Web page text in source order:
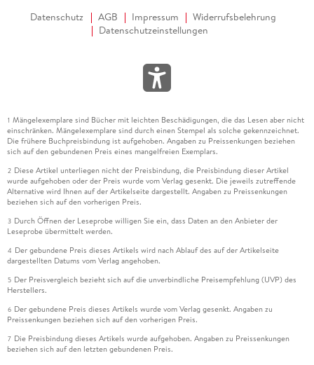
Datenschutz AGB Impressum
Widerrufsbelehrung
Datenschutzeinstellungen
1 Mängelexemplare sind Bücher mit leichten Beschädigungen, die das Lesen aber nicht
einschränken. Mängelexemplare sind durch einen Stempel als solche gekennzeichnet.
Die frühere Buchpreisbindung ist aufgehoben. Angaben zu Preissenkungen beziehen
sich auf den gebundenen Preis eines mangelfreien Exemplars.
2 Diese Artikel unterliegen nicht der Preisbindung, die Preisbindung dieser Artikel
wurde aufgehoben oder der Preis wurde vom Verlag gesenkt. Die jeweils zutreffende
Alternative wird Ihnen auf der Artikelseite dargestellt. Angaben zu Preissenkungen
beziehen sich auf den vorherigen Preis.
3 Durch Öffnen der Leseprobe willigen Sie ein, dass Daten an den Anbieter der
Leseprobe übermittelt werden.
4 Der gebundene Preis dieses Artikels wird nach Ablauf des auf der Artikelseite
dargestellten Datums vom Verlag angehoben.
5 Der Preisvergleich bezieht sich auf die unverbindliche Preisempfehlung (UVP) des
Herstellers.
6 Der gebundene Preis dieses Artikels wurde vom Verlag gesenkt. Angaben zu
Preissenkungen beziehen sich auf den vorherigen Preis.
7 Die Preisbindung dieses Artikels wurde aufgehoben. Angaben zu Preissenkungen
beziehen sich auf den letzten gebundenen Preis.